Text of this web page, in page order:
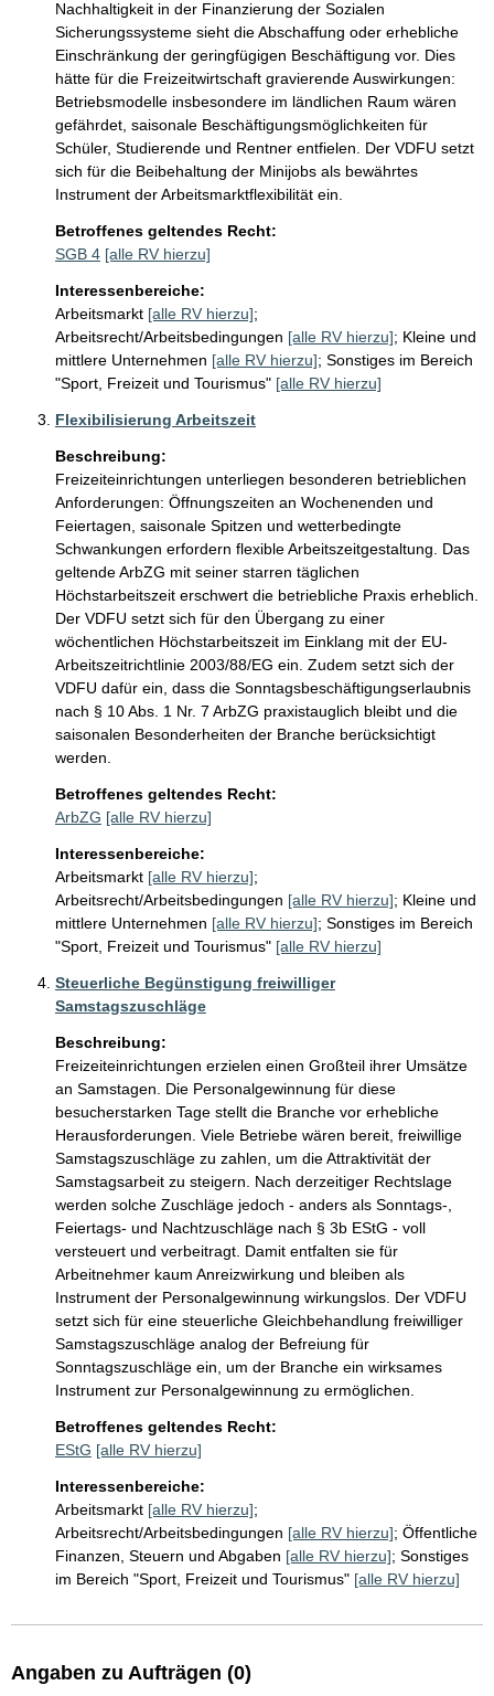
Nachhaltigkeit in der Finanzierung der Sozialen
Sicherungssysteme sieht die Abschaffung oder erhebliche
Einschränkung der geringfügigen Beschäftigung vor. Dies
hätte für die Freizeitwirtschaft gravierende Auswirkungen:
Betriebsmodelle insbesondere im ländlichen Raum wären
gefährdet, saisonale Beschäftigungsmöglichkeiten für
Schüler, Studierende und Rentner entfielen. Der VDFU setzt
sich für die Beibehaltung der Minijobs als bewährtes
Instrument der Arbeitsmarktflexibilität ein.
Betroffenes geltendes Recht:
SGB 4 [alle RV hierzu]
Interessenbereiche:
Arbeitsmarkt [alle RV hierzu];
Arbeitsrecht/Arbeitsbedingungen [alle RV hierzu]; Kleine und
mittlere Unternehmen [alle RV hierzu]; Sonstiges im Bereich
"Sport, Freizeit und Tourismus" [alle RV hierzu]
Flexibilisierung Arbeitszeit
Beschreibung:
Freizeiteinrichtungen unterliegen besonderen betrieblichen
Anforderungen: Öffnungszeiten an Wochenenden und
Feiertagen, saisonale Spitzen und wetterbedingte
Schwankungen erfordern flexible Arbeitszeitgestaltung. Das
geltende ArbZG mit seiner starren täglichen
Höchstarbeitszeit erschwert die betriebliche Praxis erheblich.
Der VDFU setzt sich für den Übergang zu einer
wöchentlichen Höchstarbeitszeit im Einklang mit der EU-
Arbeitszeitrichtlinie 2003/88/EG ein. Zudem setzt sich der
VDFU dafür ein, dass die Sonntagsbeschäftigungserlaubnis
nach § 10 Abs. 1 Nr. 7 ArbZG praxistauglich bleibt und die
saisonalen Besonderheiten der Branche berücksichtigt
werden.
Betroffenes geltendes Recht:
ArbZG [alle RV hierzu]
Interessenbereiche:
Arbeitsmarkt [alle RV hierzu];
Arbeitsrecht/Arbeitsbedingungen [alle RV hierzu]; Kleine und
mittlere Unternehmen [alle RV hierzu]; Sonstiges im Bereich
"Sport, Freizeit und Tourismus" [alle RV hierzu]
Steuerliche Begünstigung freiwilliger
Samstagszuschläge
Beschreibung:
Freizeiteinrichtungen erzielen einen Großteil ihrer Umsätze
an Samstagen. Die Personalgewinnung für diese
besucherstarken Tage stellt die Branche vor erhebliche
Herausforderungen. Viele Betriebe wären bereit, freiwillige
Samstagszuschläge zu zahlen, um die Attraktivität der
Samstagsarbeit zu steigern. Nach derzeitiger Rechtslage
werden solche Zuschläge jedoch - anders als Sonntags-,
Feiertags- und Nachtzuschläge nach § 3b EStG - voll
versteuert und verbeitragt. Damit entfalten sie für
Arbeitnehmer kaum Anreizwirkung und bleiben als
Instrument der Personalgewinnung wirkungslos. Der VDFU
setzt sich für eine steuerliche Gleichbehandlung freiwilliger
Samstagszuschläge analog der Befreiung für
Sonntagszuschläge ein, um der Branche ein wirksames
Instrument zur Personalgewinnung zu ermöglichen.
Betroffenes geltendes Recht:
EStG [alle RV hierzu]
Interessenbereiche:
Arbeitsmarkt [alle RV hierzu];
Arbeitsrecht/Arbeitsbedingungen [alle RV hierzu]; Öffentliche
Finanzen, Steuern und Abgaben [alle RV hierzu]; Sonstiges
im Bereich "Sport, Freizeit und Tourismus" [alle RV hierzu]
Angaben zu Aufträgen (0)